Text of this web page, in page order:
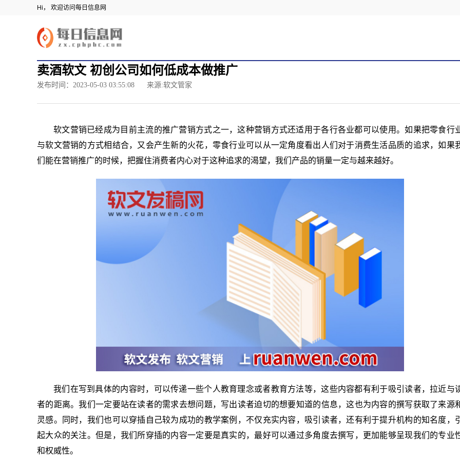
Hi， 欢迎访问每日信息网
卖酒软文 初创公司如何低成本做推广
发布时间：2023-05-03 03:55:08 来源:软文管家
软文营销已经成为目前主流的推广营销方式之一，这种营销方式还适用于各行各业都可以使用。如果把零食行
与软文营销的方式相结合，又会产生新的火花，零食行业可以从一定角度看出人们对于消费生活品质的追求，如果
们能在营销推广的时候，把握住消费者内心对于这种追求的渴望，我们产品的销量一定与越来越好。
我们在写到具体的内容时，可以传递一些个人教育理念或者教育方法等，这些内容都有利于吸引读者，拉近与
者的距离。我们一定要站在读者的需求去想问题，写出读者迫切的想要知道的信息，这也为内容的撰写获取了来源
灵感。同时，我们也可以穿插自己较为成功的教学案例，不仅充实内容，吸引读者，还有利于提升机构的知名度，
起大众的关注。但是，我们所穿插的内容一定要是真实的，最好可以通过多角度去撰写，更加能够呈现我们的专业
和权威性。